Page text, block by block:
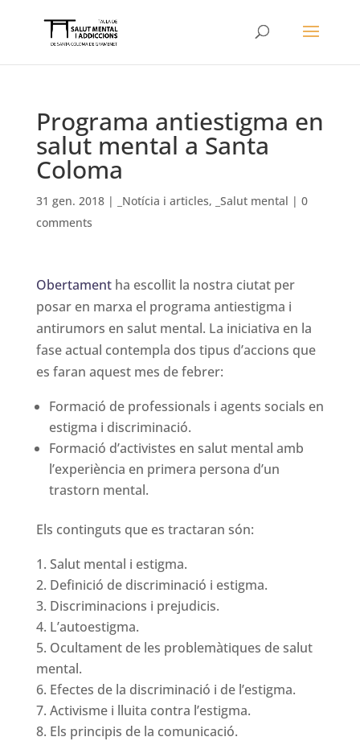
Programa antiestigma en
salut mental a Santa
Coloma
31 gen. 2018| _Notícia i articles, _Salut mental | 0
comments
Obertamentha escollit la nostra ciutat per
posar en marxa el programa antiestigma i
antirumors en salut mental. La iniciativa en la
fase actual contempla dos tipus d’accions que
es faran aquest mes de febrer:
Formació de professionals i agents socials en
estigma i discriminació.
Formació d’activistes en salut mental amb
l’experiència en primera persona d’un
trastorn mental.
Els continguts que es tractaran són:
Salut mental i estigma.
Definició de discriminació i estigma.
Discriminacions i prejudicis.
L’autoestigma.
Ocultament de les problemàtiques de salut
mental.
Efectes de la discriminació i de l’estigma.
Activisme i lluita contra l’estigma.
Els principis de la comunicació.